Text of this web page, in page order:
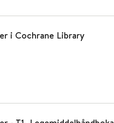
i Cochrane Library